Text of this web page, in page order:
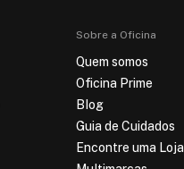
Sobre a Oficina
Quem somos
Oficina Prime
Blog
Guia de Cuidados
Encontre uma Loja